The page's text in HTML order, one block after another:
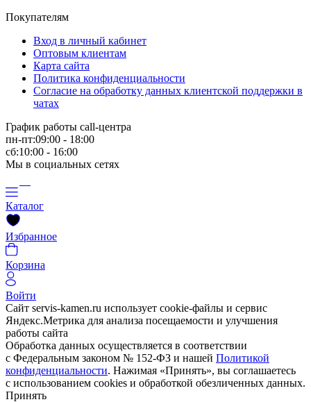
Покупателям
Вход в личный кабинет
Оптовым клиентам
Карта сайта
Политика конфиденциальности
Согласие на обработку данных клиентской поддержки в
чатах
График работы call-центра
пн-пт:09:00 - 18:00
сб:10:00 - 16:00
Мы в социальных сетях
Каталог
Избранное
Корзина
Войти
Сайт servis-kamen.ru использует cookie-файлы и сервис
Яндекс.Метрика для анализа посещаемости и улучшения
работы сайта
Обработка данных осуществляется в соответствии
с Федеральным законом № 152-ФЗ и нашей Политикой
конфиденциальности. Нажимая «Принять», вы соглашаетесь
с использованием cookies и обработкой обезличенных данных.
Принять